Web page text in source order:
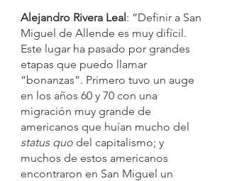
Alejandro Rivera Leal: “Definir a San
Miguel de Allende es muy difícil.
Este lugar ha pasado por grandes
etapas que puedo llamar
“bonanzas”. Primero tuvo un auge
en los años 60 y 70 con una
migración muy grande de
americanos que huían mucho del
status quo del capitalismo; y
muchos de estos americanos
encontraron en San Miguel un